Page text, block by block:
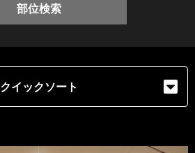
部位検索
クイックソート